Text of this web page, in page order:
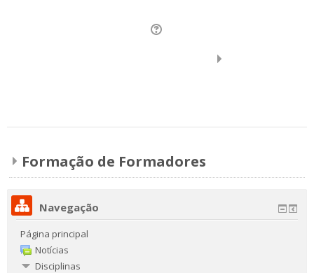
Formação de Formadores
Navegação
Página principal
Notícias
Disciplinas